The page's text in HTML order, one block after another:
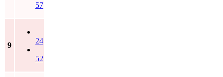
57
9
24
52